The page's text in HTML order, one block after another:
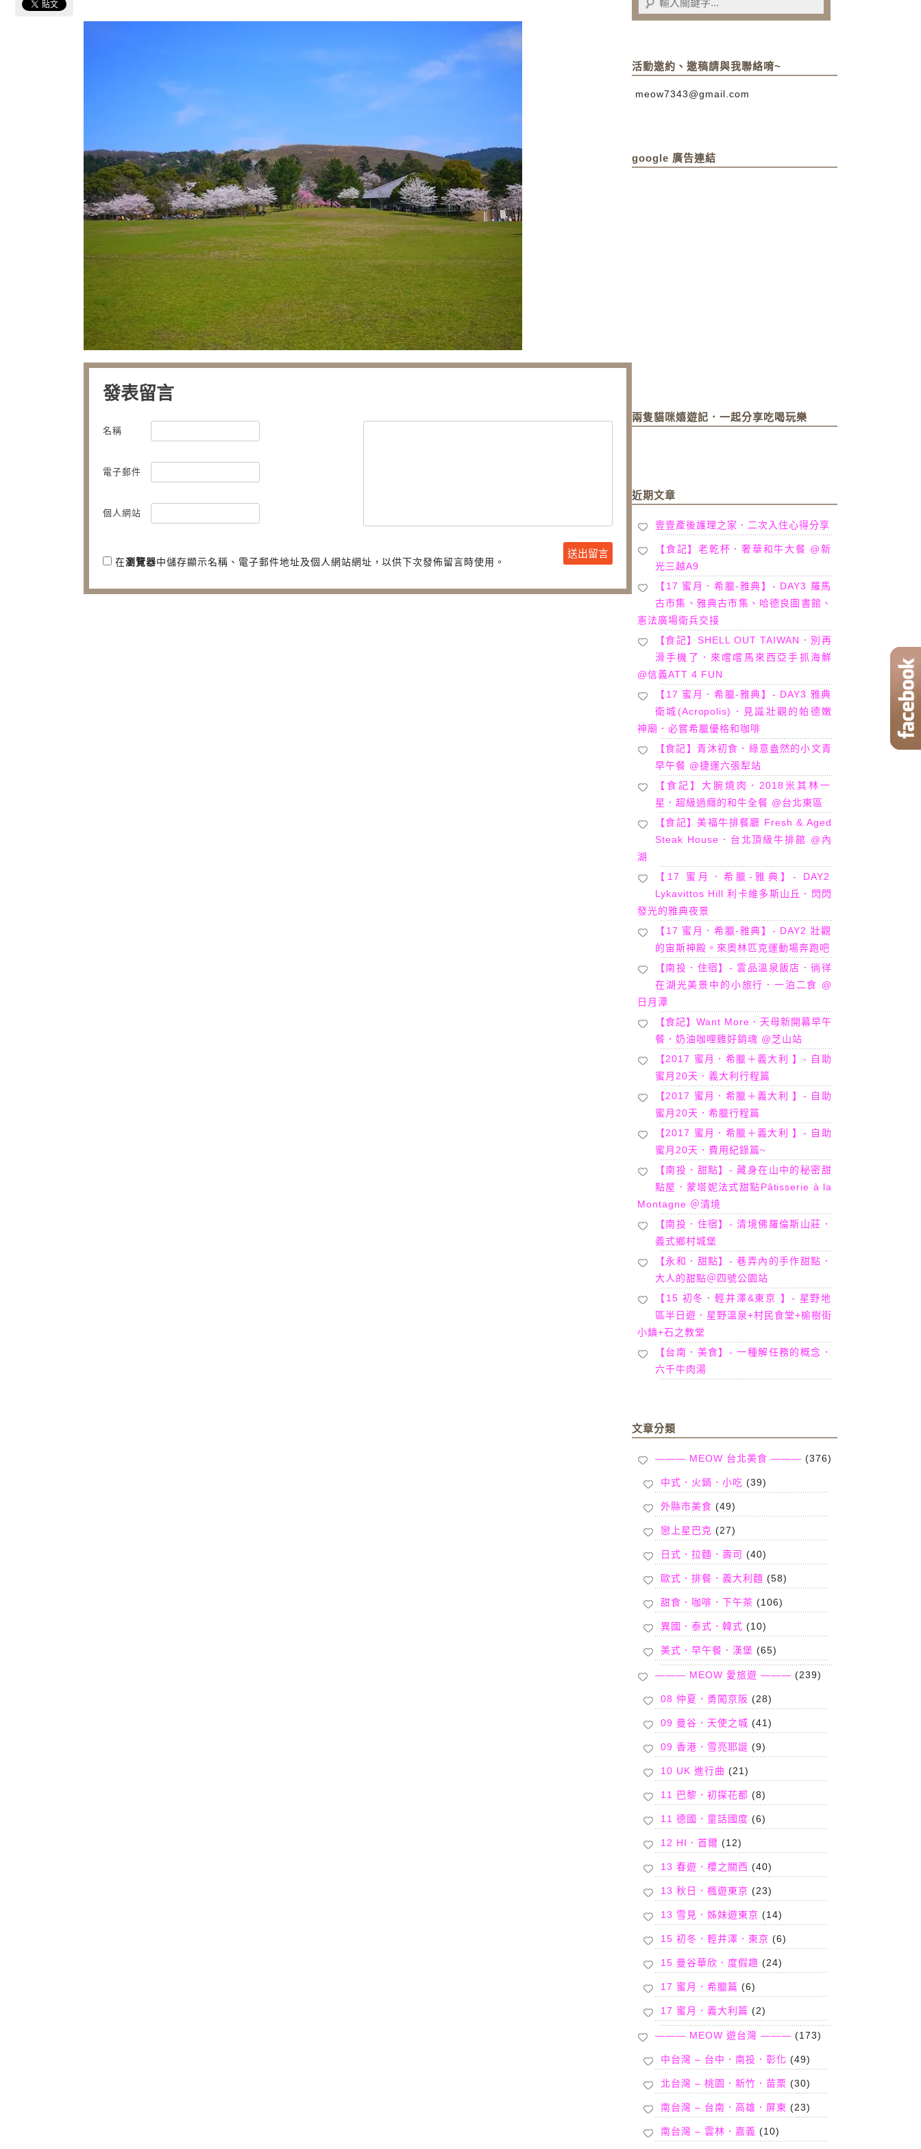
發表留言
名稱
電子郵件
個人網站
在瀏覽器中儲存顯示名稱、電子郵件地址及個人網站網址，以供下次發佈留言時使用。
活動邀約、邀稿請與我聯絡唷~
meow7343@gmail.com
google 廣告連結
兩隻貓咪嬉遊記．一起分享吃喝玩樂
近期文章
壹壹產後護理之家．二次入住心得分享
【食記】老乾杯．奢華和牛大餐 @新
光三越A9
【17 蜜月．希臘-雅典】- DAY3 羅馬
古市集、雅典古市集、哈德良圖書館、
憲法廣場衛兵交接
【食記】SHELL OUT TAIWAN．別再
滑手機了．來嚐嚐馬來西亞手抓海鮮
@信義ATT 4 FUN
【17 蜜月．希臘-雅典】- DAY3 雅典
衛城(Acropolis)．見識壯觀的帕德嫩
神廟．必嘗希臘優格和咖啡
【食記】青沐初食．綠意盎然的小文青
早午餐 @捷運六張犁站
【食記】大腕燒肉．2018米其林一
星．超級過癮的和牛全餐 @台北東區
【食記】美福牛排餐廳 Fresh & Aged
Steak House．台北頂級牛排館 @內
湖
【17 蜜月．希臘-雅典】- DAY2
Lykavittos Hill 利卡維多斯山丘．閃閃
發光的雅典夜景
【17 蜜月．希臘-雅典】- DAY2 壯觀
的宙斯神殿。來奧林匹克運動場奔跑吧
【南投．住宿】- 雲品溫泉飯店．徜徉
在湖光美景中的小旅行．一泊二食 @
日月潭
【食記】Want More．天母新開幕早午
餐．奶油咖哩雞好銷魂 @芝山站
【2017 蜜月．希臘＋義大利 】- 自助
蜜月20天．義大利行程篇
【2017 蜜月．希臘＋義大利 】- 自助
蜜月20天．希臘行程篇
【2017 蜜月．希臘＋義大利 】- 自助
蜜月20天．費用紀錄篇~
【南投．甜點】- 藏身在山中的秘密甜
點屋．蒙塔妮法式甜點Pâtisserie à la
Montagne ＠清境
【南投．住宿】- 清境佛羅倫斯山莊．
義式鄉村城堡
【永和．甜點】- 巷弄內的手作甜點．
大人的甜點＠四號公園站
【15 初冬．輕井澤&東京 】- 星野地
區半日遊．星野溫泉+村民食堂+榆樹街
小鎮+石之教堂
【台南．美食】- 一種解任務的概念．
六千牛肉湯
文章分類
——— MEOW 台北美食 ——— (376)
中式．火鍋．小吃 (39)
外縣市美食 (49)
戀上星巴克 (27)
日式．拉麵．壽司 (40)
歐式．排餐．義大利麵 (58)
甜食．咖啡．下午茶 (106)
異國．泰式．韓式 (10)
美式．早午餐．漢堡 (65)
——— MEOW 愛旅遊 ——— (239)
08 仲夏．勇闖京阪 (28)
09 曼谷．天使之城 (41)
09 香港．雪亮耶誕 (9)
10 UK 進行曲 (21)
11 巴黎．初探花都 (8)
11 德國．童話國度 (6)
12 HI．首爾 (12)
13 春遊．櫻之關西 (40)
13 秋日．楓遊東京 (23)
13 雪見．姊妹遊東京 (14)
15 初冬．輕井澤．東京 (6)
15 曼谷華欣．度假趣 (24)
17 蜜月．希臘篇 (6)
17 蜜月．義大利篇 (2)
——— MEOW 遊台灣 ——— (173)
中台灣 – 台中．南投．彰化 (49)
北台灣 – 桃園．新竹．苗栗 (30)
南台灣 – 台南．高雄．屏東 (23)
南台灣 – 雲林．嘉義 (10)